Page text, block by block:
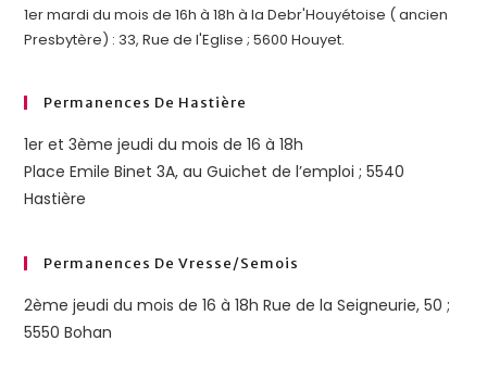
1er mardi du mois de 16h à 18h à la Debr'Houyétoise ( ancien
Presbytère) : 33, Rue de l'Eglise ; 5600 Houyet.
Permanences De Hastière
1er et 3ème jeudi du mois de 16 à 18h
Place Emile Binet 3A, au Guichet de l’emploi ; 5540
Hastière
Permanences De Vresse/semois
2ème jeudi du mois de 16 à 18h Rue de la Seigneurie, 50 ;
5550 Bohan